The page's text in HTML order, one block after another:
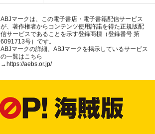
ABJマークは、この電子書店・電子書籍配信サービス
が、著作権者からコンテンツ使用許諾を得た正規版配
信サービスであることを示す登録商標（登録番号 第
6091713号）です。
ABJマークの詳細、ABJマークを掲示しているサービス
の一覧はこちら
→ https://aebs.or.jp/